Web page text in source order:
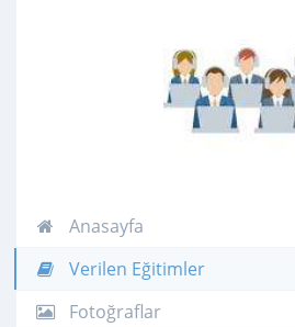
Anasayfa
Verilen Eğitimler
Fotoğraflar